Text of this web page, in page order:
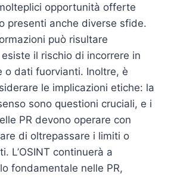
opportunità offerte
presenti anche diverse sfide.
può risultare
il rischio di incorrere in
o dati fuorvianti. Inoltre, è
le implicazioni etiche: la
sono questioni cruciali, e i
PR devono operare con
di oltrepassare i limiti o
L’OSINT continuerà a
fondamentale nelle PR,